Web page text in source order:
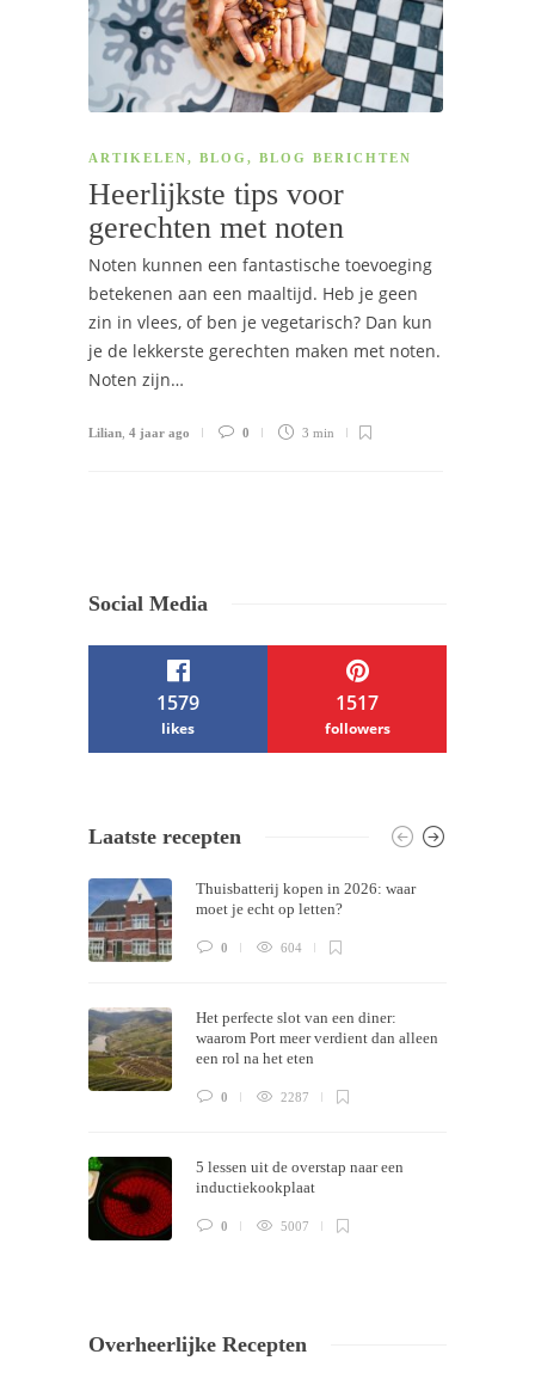
ARTIKELEN, BLOG , BLOG BERICHTEN
Heerlijkste tips voor
gerechten met noten
Noten kunnen een fantastische toevoeging
betekenen aan een maaltijd. Heb je geen
zin in vlees, of ben je vegetarisch? Dan kun
je de lekkerste gerechten maken met noten.
Noten zijn…
Lilian 4 jaar ago 0 3 min
Social Media
1579
likes
1517
followers
Themes bySilicon Themes . Join us right
now!
Laatste recepten
Thuisbatterij kopen in 2026: waar
moet je echt op letten?
0 604
Het perfecte slot van een diner:
waarom Port meer verdient dan alleen
een rol na het eten
0 2287
5 lessen uit de overstap naar een
inductiekookplaat
0 5007
Overheerlijke Recepten